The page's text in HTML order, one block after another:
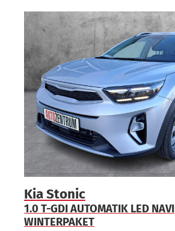
KiaStonic
1.0 T-GDI AUTOMATIK LED NAVI
WINTERPAKET